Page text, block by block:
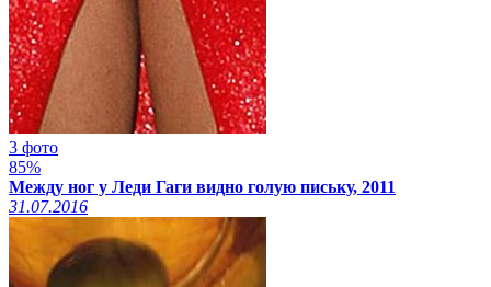
3 фото
85%
Между ног у Леди Гаги видно голую письку, 2011
31.07.2016